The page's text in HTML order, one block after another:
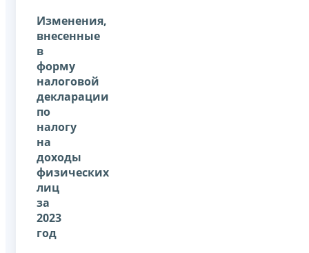
Изменения,
внесенные
в
форму
налоговой
декларации
по
налогу
на
доходы
физических
лиц
за
2023
год